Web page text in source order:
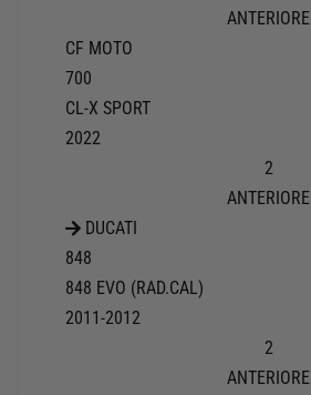
ANTERIORE
CF MOTO
700
CL-X SPORT
2022
2
ANTERIORE
DUCATI
848
848 EVO (RAD.CAL)
2011-2012
2
ANTERIORE